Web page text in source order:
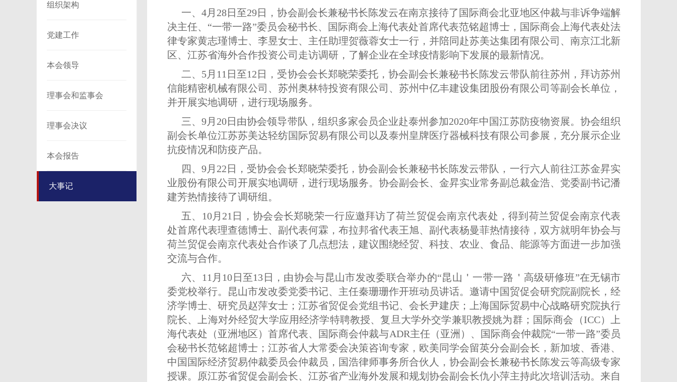
组织架构
党建工作
本会领导
理事会和监事会
理事会决议
本会报告
大事记
一、4月28日至29日，协会副会长兼秘书长陈发云在南京接待了国际商会北亚地区仲裁与非诉争端解
决主任、“一带一路”委员会秘书长、国际商会上海代表处首席代表范铭超博士，国际商会上海代表处法
律专家黄志瑾博士、李昱女士、主任助理贺薇蓉女士一行，并陪同赴苏美达集团有限公司、南京江北新
区、江苏省海外合作投资公司走访调研，了解企业在全球疫情影响下发展的最新情况。
二、5月11日至12日，受协会会长郑晓荣委托，协会副会长兼秘书长陈发云带队前往苏州，拜访苏州
信能精密机械有限公司、苏州奥林特投资有限公司、苏州中亿丰建设集团股份有限公司等副会长单位，
并开展实地调研，进行现场服务。
三、9月20日由协会领导带队，组织多家会员企业赴泰州参加2020年中国江苏防疫物资展。协会组织
副会长单位江苏苏美达轻纺国际贸易有限公司以及泰州皇牌医疗器械科技有限公司参展，充分展示企业
抗疫情况和防疫产品。
四、9月22日，受协会会长郑晓荣委托，协会副会长兼秘书长陈发云带队，一行六人前往江苏金昇实
业股份有限公司开展实地调研，进行现场服务。协会副会长、金昇实业常务副总裁金浩、党委副书记潘
建芳热情接待了调研组。
五、10月21日，协会会长郑晓荣一行应邀拜访了荷兰贸促会南京代表处，得到荷兰贸促会南京代表
处首席代表理查德博士、副代表何霖，布拉邦省代表王旭、副代表杨曼菲热情接待，双方就明年协会与
荷兰贸促会南京代表处合作谈了几点想法，建议围绕经贸、科技、农业、食品、能源等方面进一步加强
交流与合作。
六、11月10日至13日，由协会与昆山市发改委联合举办的“昆山＇一带一路＇高级研修班”在无锡市
委党校举行。昆山市发改委党委书记、主任秦珊珊作开班动员讲话。邀请中国贸促会研究院副院长，经
济学博士、研究员赵萍女士；江苏省贸促会党组书记、会长尹建庆；上海国际贸易中心战略研究院执行
院长、上海对外经贸大学应用经济学特聘教授、复旦大学外交学兼职教授姚为群；国际商会（ICC）上
海代表处（亚洲地区）首席代表、国际商会仲裁与ADR主任（亚洲）、国际商会仲裁院“一带一路”委员
会秘书长范铭超博士；江苏省人大常委会决策咨询专家，欧美同学会留英分会副会长，新加坡、香港、
中国国际经济贸易仲裁委员会仲裁员，国浩律师事务所合伙人，协会副会长兼秘书长陈发云等高级专家
授课。原江苏省贸促会副会长、江苏省产业海外发展和规划协会副会长仇小萍主持此次培训活动。来自